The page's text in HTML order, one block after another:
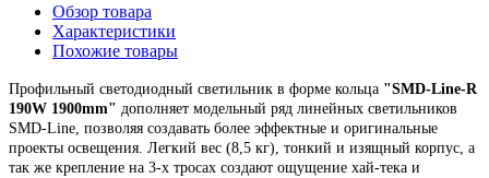
Обзор товара
Характеристики
Похожие товары
Профильный светодиодный светильник в форме кольца "SMD-Line-R
190W 1900mm" дополняет модельный ряд линейных светильников
SMD-Line, позволяя создавать более эффектные и оригинальные
проекты освещения. Легкий вес (8,5 кг), тонкий и изящный корпус, а
так же крепление на 3-х тросах создают ощущение хай-тека и